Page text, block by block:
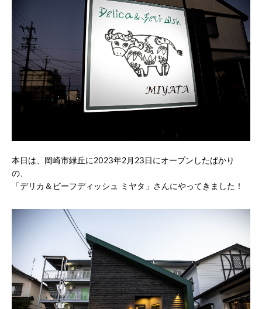
本日は、岡崎市緑丘に2023年2月23日にオープンしたばかり
の、
「デリカ＆ビーフディッシュ ミヤタ」さんにやってきました！